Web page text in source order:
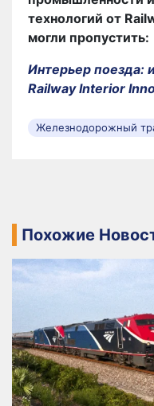
технологий от
могли пропустить:
Интерьер поезда:
Railway Interior
Железнодорожный
Похожие